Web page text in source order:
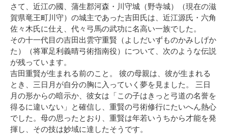
さて、近江の國、蒲生郡河森・川守城（野寺城）（現在の滋
賀県竜王町川守）の城主であった吉田氏は、近江源氏・六角
佐々木氏に仕え、代々弓馬の武功に名高い一族でした。
その十一代目の吉田出雲守重賢（よしだいずものかみしげか
た）（将軍足利義晴弓術指南役）について、次のような伝説
が残っています。
吉田重賢が生まれる前のこと。 彼の母親は、彼が生まれる
とき、三日月が自分の胸に入っていく夢を見ました。 三日
月の形からの暗示か、彼女は「この子はきっと弓道の名誉を
得るに違いない」と確信し、重賢の弓術修行にたいへん熱心
でした。母の思ったとおり、重賢は年若いうちから才能を発
揮し、その技は妙域に達したそうです。